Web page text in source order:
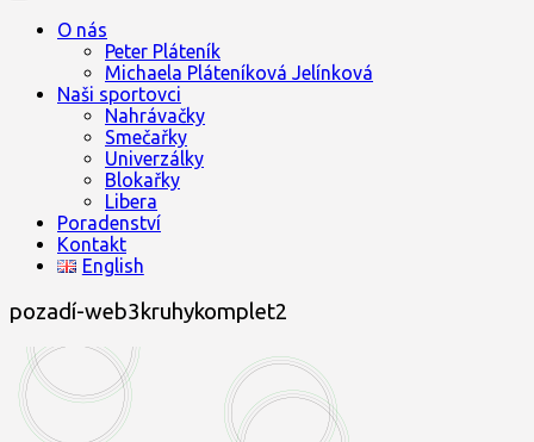
MIB profisport
Jak se pohybovat ve světě sportu
O nás
Peter Pláteník
Michaela Pláteníková Jelínková
Naši sportovci
Nahrávačky
Smečařky
Univerzálky
Blokařky
Libera
Poradenství
Kontakt
English
pozadí-web3kruhykomplet2